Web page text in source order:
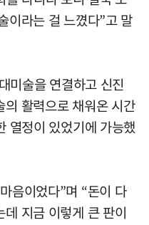
이라는 걸 느꼈다”고 말
미술을 연결하고 신진
활력으로 채워온 시간
열정이 있었기에 가능했
음이었다”며 “돈이 다
지금 이렇게 큰 판이